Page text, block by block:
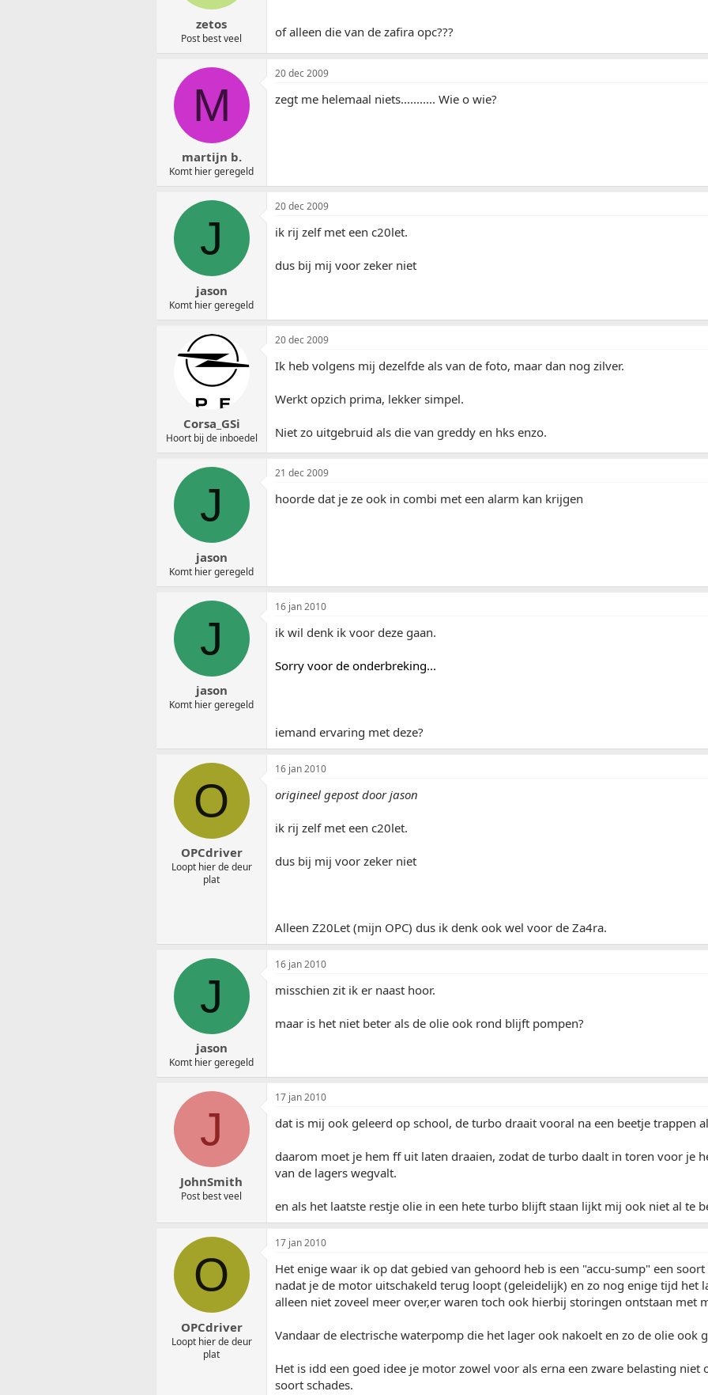
zetos
Post best veel of alleen die van de zafira opc???
M
martijn b.
Komt hier geregeld
20 dec 2009
zegt me helemaal niets........... Wie o wie?
J
jason
Komt hier geregeld
20 dec 2009
ik rij zelf met een c20let.
dus bij mij voor zeker niet
Corsa_GSi
Hoort bij de inboedel
20 dec 2009
Ik heb volgens mij dezelfde als van de foto, maar dan nog zilver.
Werkt opzich prima, lekker simpel.
Niet zo uitgebruid als die van greddy en hks enzo.
J
jason
Komt hier geregeld
21 dec 2009
hoorde dat je ze ook in combi met een alarm kan krijgen
J
jason
Komt hier geregeld
16 jan 2010
ik wil denk ik voor deze gaan.
Sorry voor de onderbreking...
iemand ervaring met deze?
O
OPCdriver
Loopt hier de deur
plat
16 jan 2010
origineel gepost door jason
ik rij zelf met een c20let.
dus bij mij voor zeker niet
Alleen Z20Let (mijn OPC) dus ik denk ook wel voor de Za4ra.
J
jason
Komt hier geregeld
16 jan 2010
misschien zit ik er naast hoor.
maar is het niet beter als de olie ook rond blijft pompen?
J
JohnSmith
Post best veel
17 jan 2010
dat is mij ook geleerd op school, de turbo draait vooral na een beetje trappen
daarom moet je hem ff uit laten draaien, zodat de turbo daalt in toren voor je
van de lagers wegvalt.
en als het laatste restje olie in een hete turbo blijft staan lijkt mij ook niet al te
O
OPCdriver
Loopt hier de deur
plat
17 jan 2010
Het enige waar ik op dat gebied van gehoord heb is een "accu-sump" een
nadat je de motor uitschakeld terug loopt (geleidelijk) en zo nog enige tijd het
alleen niet zoveel meer over,er waren toch ook hierbij storingen ontstaan met
Vandaar de electrische waterpomp die het lager ook nakoelt en zo de olie ook
Het is idd een goed idee je motor zowel voor als erna een zware belasting
soort schades.